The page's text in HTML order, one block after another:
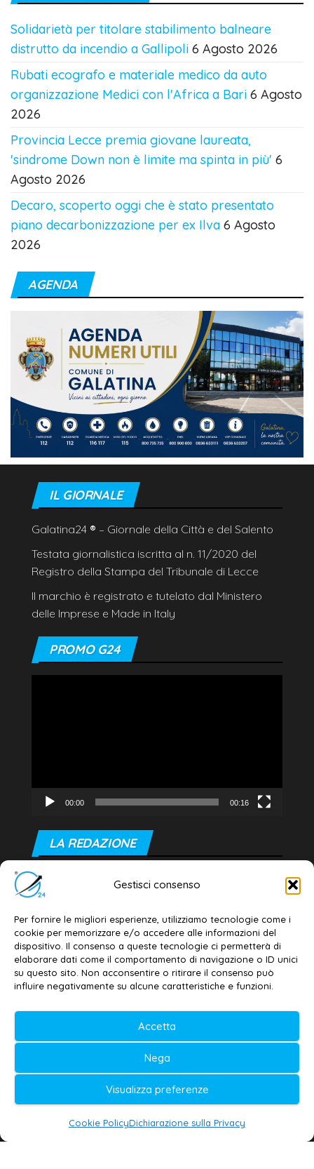
Gestisci consenso
Per fornire le migliori esperienze, utilizziamo tecnologie come i
cookie per memorizzare e/o accedere alle informazioni del
dispositivo. Il consenso a queste tecnologie ci permetterà di
elaborare dati come il comportamento di navigazione o ID unici
su questo sito. Non acconsentire o ritirare il consenso può
influire negativamente su alcune caratteristiche e funzioni.
Accetta
Nega
Visualizza preferenze
Cookie PolicyDichiarazione sulla Privacy
Solidarietà per titolare stabilimento balneare
distrutto da incendio a Gallipoli 6 Agosto 2026
Rubati ecografo e materiale medico da auto
organizzazione Medici con l'Africa a Bari 6 Agosto
2026
Provincia Lecce premia giovane laureata,
'sindrome Down non è limite ma spinta in più' 6
Agosto 2026
Decaro, scoperto oggi che è stato presentato
piano decarbonizzazione per ex Ilva 6 Agosto
2026
AGENDA
IL GIORNALE
Galatina24 ® – Giornale della Città e del Salento
Testata giornalistica iscritta al n. 11/2020 del
Registro della Stampa del Tribunale di Lecce
Il marchio è registrato e tutelato dal Ministero
delle Imprese e Made in Italy
PROMO G24
00:00 00:16
LA REDAZIONE
Editore e direttore responsabile:
Dott. Daniele G. Masciullo
Email: redazione@galatina24.it
Contatti –Disclaimer
Privacy policy –Cookie policy
© 2020-2026 | Galatina24 ®
Testata iscritta al n. 11/2020 Registro della
Stampa Tribunale di Lecce
Editore e direttore responsabile:
Daniele G. Masciullo